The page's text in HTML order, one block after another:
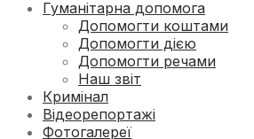
Гуманітарна допомога
Допомогти коштами
Допомогти дією
Допомогти речами
Наш звіт
Кримінал
Відеорепортажі
Фотогалереї